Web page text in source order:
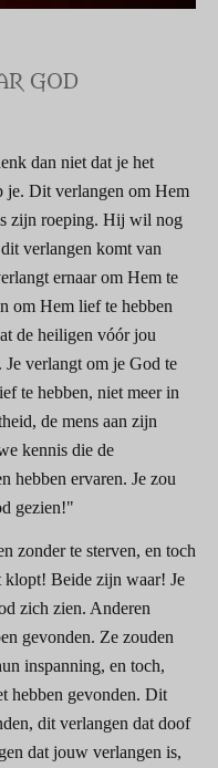
GOD
dan niet dat je het
je. Dit verlangen om Hem
zijn roeping. Hij wil nog
verlangen komt van
ernaar om Hem te
om Hem lief te hebben
de heiligen vóór jou
Je verlangt om je God te
te hebben, niet meer in
de mens aan zijn
kennis die de
hebben ervaren. Je zou
gezien!"
zonder te sterven, en toch
klopt! Beide zijn waar! Je
zich zien. Anderen
gevonden. Ze zouden
inspanning, en toch,
hebben gevonden. Dit
dit verlangen dat doof
dat jouw verlangen is,